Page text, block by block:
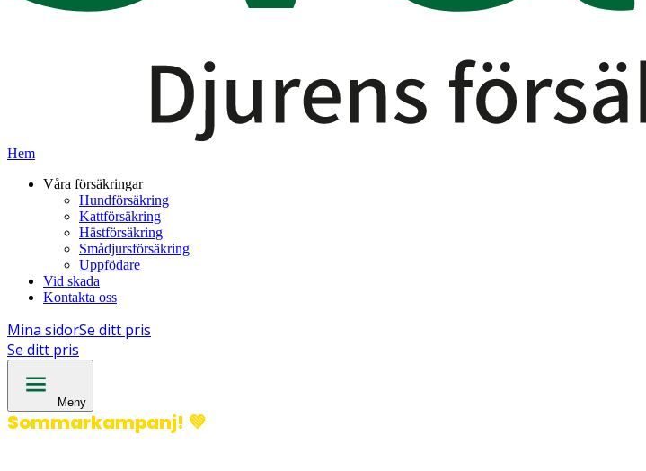
Hem
Våra försäkringar
Hundförsäkring
Kattförsäkring
Hästförsäkring
Smådjursförsäkring
Uppfödare
Vid skada
Kontakta oss
Mina sidorSe ditt pris
Se ditt pris
Meny
Sommarkampanj! 💚